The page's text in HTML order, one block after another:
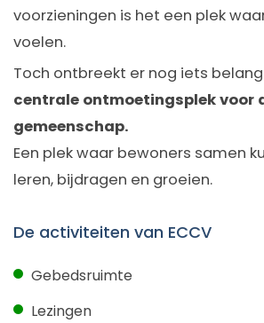
voorzieningen is het een plek
voelen.
Toch ontbreekt er nog iets
centrale ontmoetingsplek voor
gemeenschap.
Een plek waar bewoners samen
leren, bijdragen en groeien.
De activiteiten van ECCV
Gebedsruimte
Lezingen